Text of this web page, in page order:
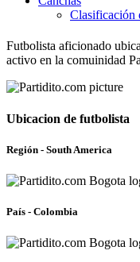
Clasificación
Futbolista aficionado
activo en la comuinidad
Ubicacion de futbolista
Región - South America
País - Colombia